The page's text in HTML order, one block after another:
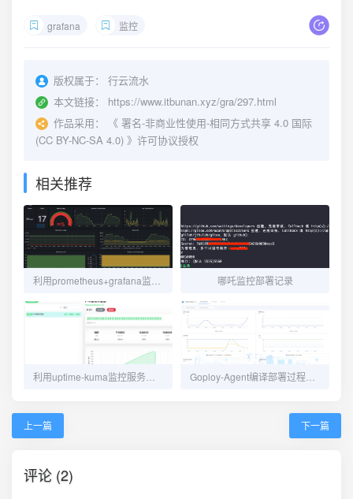
grafana 监控
版权属于：
行云流水
本文链接：
https://www.itbunan.xyz/gra/297.html
作品采用：
《 署名-非商业性使用-相同方式共享 4.0 国际
(CC BY-NC-SA 4.0) 》许可协议授权
相关推荐
哪吒监控部署记录
上一篇 下一篇
评论 (2)